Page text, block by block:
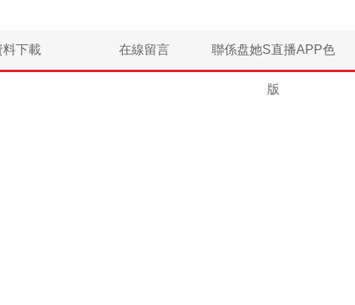
料下載 在線留言 聯係盘她S直播APP色
版